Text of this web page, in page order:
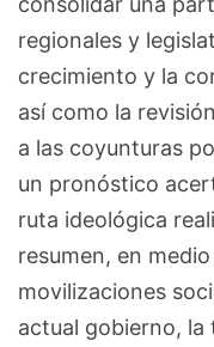
regionales y
crecimiento y la
así como la
a las coyunturas
un pronóstico
ruta ideológica
resumen, en
movilizaciones
actual gobierno,